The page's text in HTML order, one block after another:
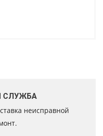
СЛУЖБА
неисправной